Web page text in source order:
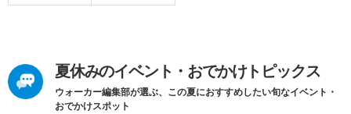
夏休みのイベント・おでかけトピックス
ウォーカー編集部が選ぶ、この夏におすすめしたい旬なイベント・
おでかけスポット